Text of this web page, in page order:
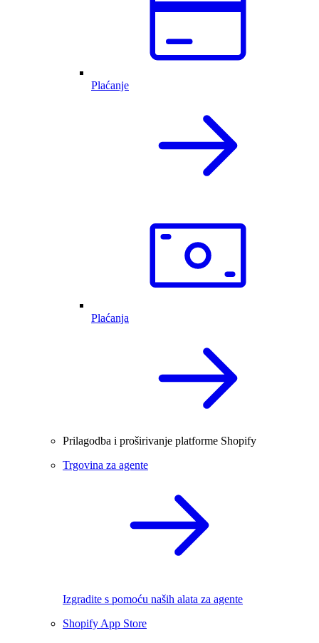
Plaćanje
Plaćanja
Prilagodba i proširivanje platforme Shopify
Trgovina za agente
Izgradite s pomoću naših alata za agente
Shopify App Store